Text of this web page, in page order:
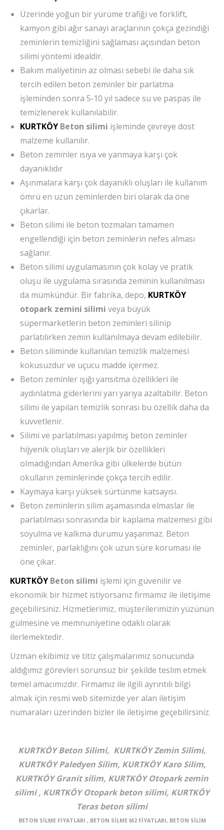
Üzerinde yoğun bir yürüme trafiği ve forklift,
kamyon gibi ağır sanayi araçlarının çokça gezindiği
zeminlerin temizliğini sağlaması açısından beton
silimi yöntemi idealdir.
Bakım maliyetinin az olması sebebi ile daha sık
tercih edilen beton zeminler bir parlatma
işleminden sonra 5‐10 yıl sadece su ve paspas ile
temizlenerek kullanılabilir.
KURTKÖY Beton silimi işleminde çevreye dost
malzeme kullanılır.
Beton zeminler ısıya ve yanmaya karşı çok
dayanıklıdır
Aşınmalara karşı çok dayanıklı oluşları ile kullanım
ömrü en uzun zeminlerden biri olarak da öne
çıkarlar.
Beton silimi ile beton tozmaları tamamen
engellendiği için beton zeminlerin nefes alması
sağlanır.
Beton silimi uygulamasının çok kolay ve pratik
oluşu ile uygulama sırasında zeminin kullanılması
da mümkündür. Bir fabrika, depo, KURTKÖY
otopark zemini silimi veya büyük
süpermarketlerin beton zeminleri silinip
parlatılırken zemin kullanılmaya devam edilebilir.
Beton siliminde kullanılan temizlik malzemesi
kokusuzdur ve uçucu madde içermez.
Beton zeminler ışığı yansıtma özellikleri ile
aydınlatma giderlerini yarı yarıya azaltabilir. Beton
silimi ile yapılan temizlik sonrası bu özellik daha da
kuvvetlenir.
Silimi ve parlatılması yapılmış beton zeminler
hijyenik oluşları ve alerjik bir özellikleri
olmadığından Amerika gibi ülkelerde bütün
okulların zeminlerinde çokça tercih edilir.
Kaymaya karşı yüksek sürtünme katsayısı.
Beton zeminlerin silim aşamasında elmaslar ile
parlatılması sonrasında bir kaplama malzemesi gibi
soyulma ve kalkma durumu yaşanmaz. Beton
zeminler, parlaklığını çok uzun süre koruması ile
öne çıkar.
KURTKÖY Beton silimi işlemi için güvenilir ve
ekonomik bir hizmet istiyorsanız firmamız ile iletişime
geçebilirsiniz. Hizmetlerimiz, müşterilerimizin yüzünün
gülmesine ve memnuniyetine odaklı olarak
ilerlemektedir.
Uzman ekibimiz ve titiz çalışmalarımız sonucunda
aldığımız görevleri sorunsuz bir şekilde teslim etmek
temel amacımızdır. Firmamız ile ilgili ayrıntılı bilgi
almak için resmi web sitemizde yer alan iletişim
numaraları üzerinden bizler ile iletişime geçebilirsiniz.
KURTKÖY Beton Silimi, KURTKÖY Zemin Silimi,
KURTKÖY Paledyen Silim, KURTKÖY Karo Silim,
KURTKÖY Granit silim, KURTKÖY Otopark zemin
silimi , KURTKÖY Otopark beton silimi, KURTKÖY
Teras beton silimi
BETON SİLME FİYATLARI , BETON SİLME M2 FİYATLARI, BETON SİLİM